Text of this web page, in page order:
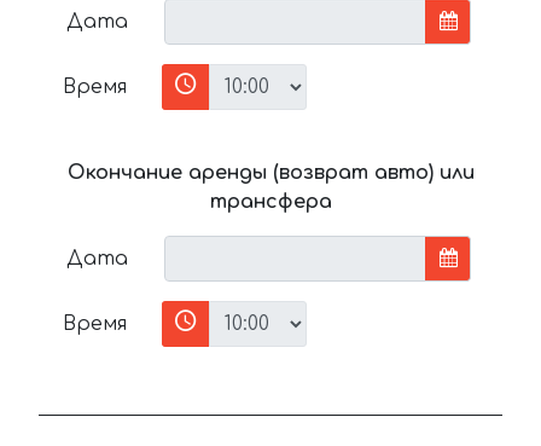
Дата
Время
Окончание аренды (возврат авто) или
трансфера
Дата
Время